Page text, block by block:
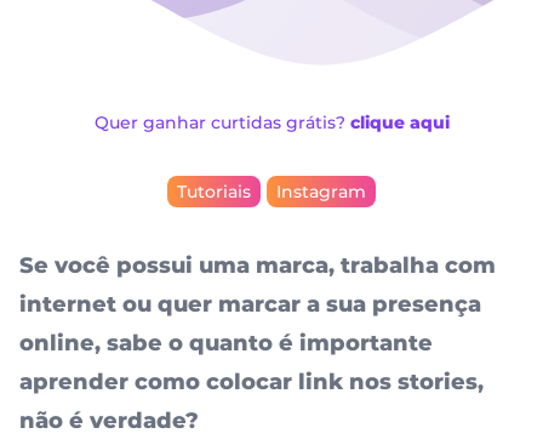
Quer ganhar curtidas grátis? clique aqui
Tutoriais Instagram
Se você possui uma marca, trabalha com
internet ou quer marcar a sua presença
online, sabe o quanto é importante
aprender como colocar link nos stories,
não é verdade?